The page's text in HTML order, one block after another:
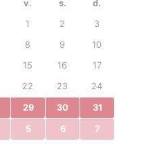
v. s.
d.
1 2
3
8 9
10
15 16
17
22 23 24
29 30 31
5 6 7